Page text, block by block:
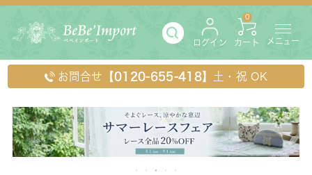
ログイン カート
0
メニュー
お問合せ 【0120-655-418】 土・祝 OK